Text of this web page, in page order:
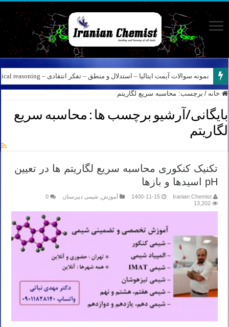
نمونه سوالات آیمت ایتالیا – استدلال و منطق – تفکر انتقادی – Logical reasoning – پارت ۸
خانه / برچسب: محاسبه سریع لگاریتم
بایگانی/آرشیو برچسب ها : محاسبه سریع
لگاریتم
تکنیک کنکوری محاسبه سریع لگاریتم ها در تعیین
pH اسیدها و بازها
Iranian Chemist
1400-11-15 آموزش شیمی دبیرستان
0
13,202